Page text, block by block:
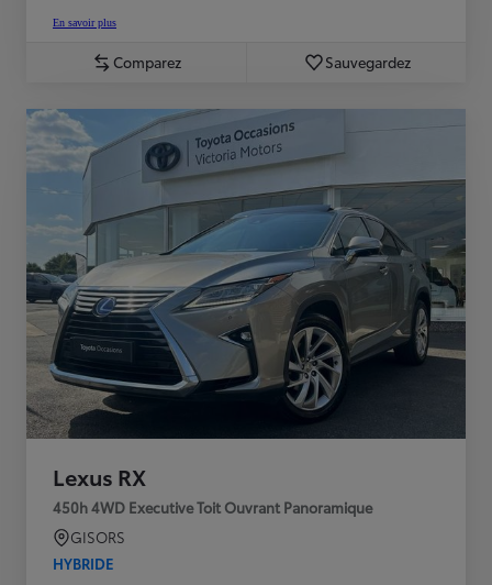
En savoir plus
Comparez Sauvegardez
Lexus RX
450h 4WD Executive Toit Ouvrant Panoramique
GISORS
HYBRIDE